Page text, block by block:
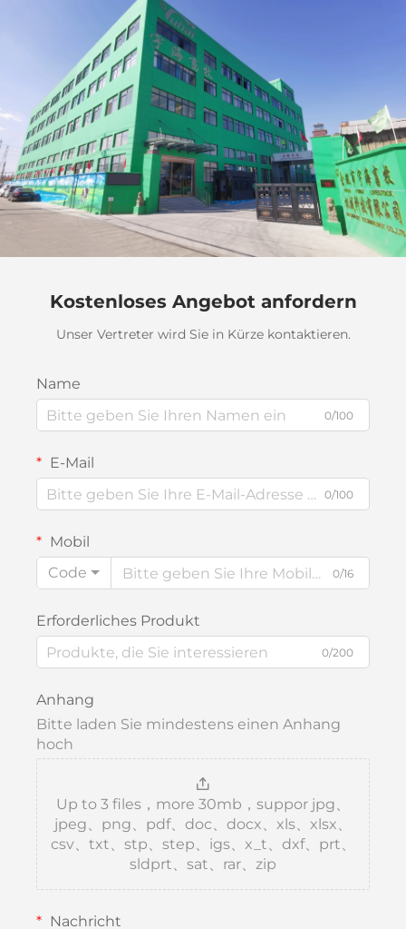
Kostenloses Angebot anfordern
Unser Vertreter wird Sie in Kürze kontaktieren.
Name
0/100
E-Mail
0/100
Mobil
Code
0/16
Erforderliches Produkt
0/200
Anhang
Bitte laden Sie mindestens einen Anhang
hoch
Up to 3 files，more 30mb，suppor jpg、
jpeg、png、pdf、doc、docx、xls、xlsx、
csv、txt、stp、step、igs、x_t、dxf、prt、
sldprt、sat、rar、zip
Nachricht